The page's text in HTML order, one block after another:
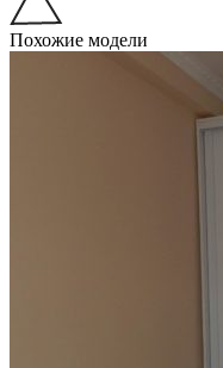
Похожие модели